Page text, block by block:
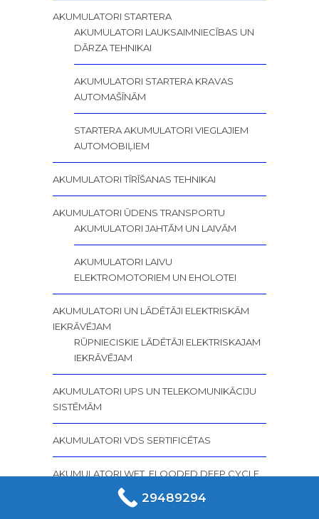
AKUMULATORI STARTERA
AKUMULATORI LAUKSAIMNIECĪBAS UN
DĀRZA TEHNIKAI
AKUMULATORI STARTERA KRAVAS
AUTOMAŠĪNĀM
STARTERA AKUMULATORI VIEGLAJIEM
AUTOMOBIĻIEM
AKUMULATORI TĪRĪŠANAS TEHNIKAI
AKUMULATORI ŪDENS TRANSPORTU
AKUMULATORI JAHTĀM UN LAIVĀM
AKUMULATORI LAIVU
ELEKTROMOTORIEM UN EHOLOTEI
AKUMULATORI UN LĀDĒTĀJI ELEKTRISKĀM
IEKRĀVĒJAM
RŪPNIECISKIE LĀDĒTĀJI ELEKTRISKAJAM
IEKRĀVĒJAM
AKUMULATORI UPS UN TELEKOMUNIKĀCIJU
SISTĒMĀM
AKUMULATORI VDS SERTIFICĒTAS
AKUMULATORI WET, FLOODED DEEP CYCLE
1200 CYCLES (50% DOD)
29489294